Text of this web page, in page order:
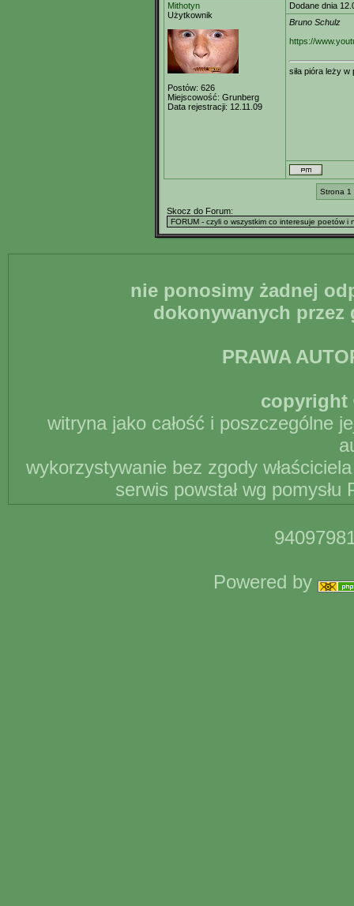
Mithotyn
Użytkownik
Postów: 626
Miejscowość: Grunberg
Data rejestracji: 12.11.09
Dodane dnia
Bruno Schulz
https://
siła pióra leży w
Strona 1
Skocz do Forum:
nie ponosimy żadnej
dokonywanych
PRAWA
copyright
witryna jako całość i poszczególne
wykorzystywanie bez zgody
serwis powstał wg
Powered by